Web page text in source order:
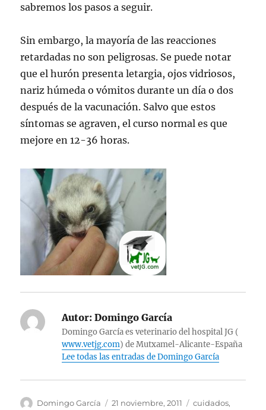
sabremos los pasos a seguir.
Sin embargo, la mayoría de las reacciones
retardadas no son peligrosas. Se puede notar
que el hurón presenta letargia, ojos vidriosos,
nariz húmeda o vómitos durante un día o dos
después de la vacunación. Salvo que estos
síntomas se agraven, el curso normal es que
mejore en 12-36 horas.
Autor: Domingo García
Domingo García es veterinario del hospital JG (
www.vetjg.com) de Mutxamel-Alicante-España
Lee todas las entradas de Domingo García
Autor
Domingo García
Publicado
21 noviembre, 2011 Categorías
cuidados,